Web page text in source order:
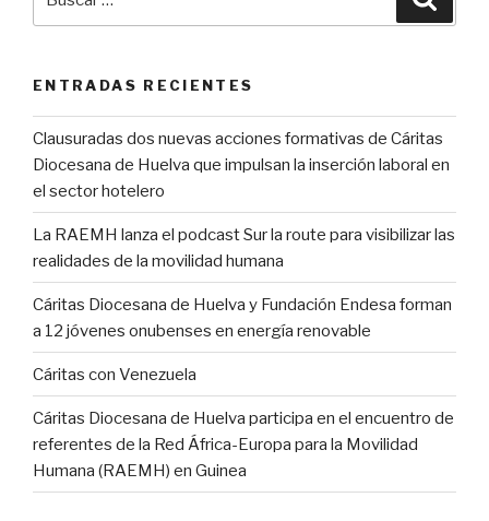
ENTRADAS RECIENTES
Clausuradas dos nuevas acciones formativas de Cáritas
Diocesana de Huelva que impulsan la inserción laboral en
el sector hotelero
La RAEMH lanza el podcast Sur la route para visibilizar las
realidades de la movilidad humana
Cáritas Diocesana de Huelva y Fundación Endesa forman
a 12 jóvenes onubenses en energía renovable
Cáritas con Venezuela
Cáritas Diocesana de Huelva participa en el encuentro de
referentes de la Red África-Europa para la Movilidad
Humana (RAEMH) en Guinea